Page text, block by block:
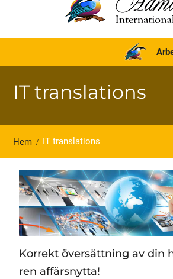
IT translations
Hem IT translations
Korrekt översättning av din
ren affärsnytta!